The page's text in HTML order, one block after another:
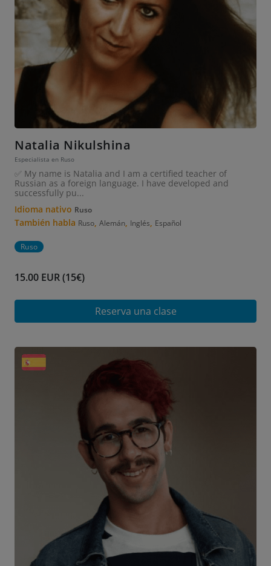
Natalia Nikulshina
Especialista en Ruso
✅ My name is Natalia and I am a certified teacher of
Russian as a foreign language. I have developed and
successfully pu...
Idioma nativo Ruso
También habla Ruso Alemán Inglés Español
Ruso
15.00 EUR (15€)
Reserva una clase